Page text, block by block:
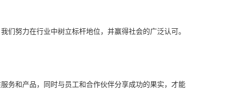
努力在行业中树立标杆地位，并赢得社会的广泛认可。
务和产品，同时与员工和合作伙伴分享成功的果实，才能